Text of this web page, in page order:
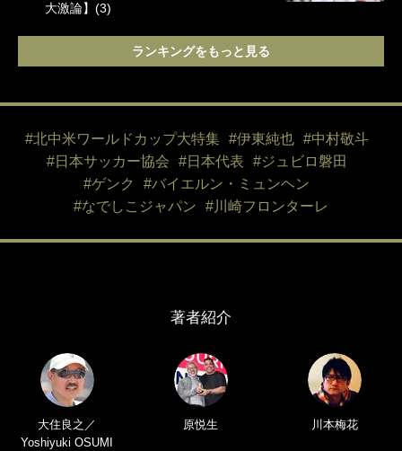
大激論】(3)
ランキングをもっと見る
#北中米ワールドカップ大特集 #伊東純也
#中村敬斗
#日本サッカー協会
#日本代表
#ジュビロ磐田
#ゲンク
#バイエルン・ミュンヘン
#なでしこジャパン
#川崎フロンターレ
著者紹介
大住良之／
Yoshiyuki OSUMI
原悦生 川本梅花